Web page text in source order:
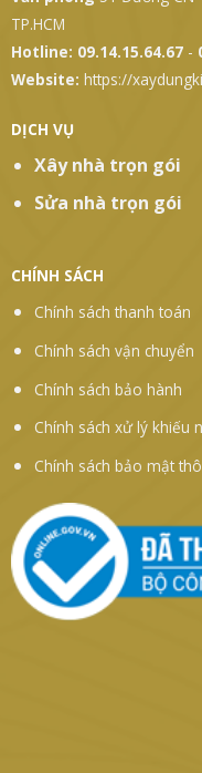
TP.HCM
Hotline:
Website:
https://
Xây nhà trọn gói
Sửa nhà trọn gói
CHÍNH SÁCH
Chính sách thanh toán
Chính sách vận chuyển
Chính sách bảo hành
Chính sách xử lý khiếu
Chính sách bảo mật